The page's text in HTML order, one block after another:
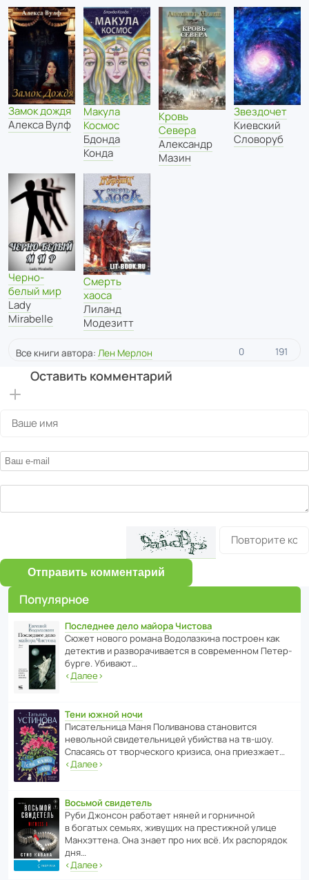
Замок дождя
Алекса Вулф
Макула
Космос
Бдонда
Конда
Кровь
Севера
Александр
Мазин
Звездочет
Киевский
Словоруб
Черно-
белый мир
Lady
Mirabelle
Смерть
хаоса
Лиланд
Модезитт
Все книги автора: Лен Мерлон 0 191
Оставить комментарий
Отправить комментарий
Популярное
Последнее дело майора Чистова
Сюжет нового романа Водо­ла­з­кина пост­роен как
дете­ктив и разво­ра­чи­ва­ется в совре­менном Пете­р­
бурге. Убивают…
‹Далее›
Тени южной ночи
Писа­тель­ница Маня Поли­ва­нова стано­вится
невольной свиде­тель­ницей убийства на тв-шоу.
Спасаясь от твор­че­с­кого кризиса, она приезжает…
‹Далее›
Восьмой свидетель
Руби Джонсон рабо­тает няней и горни­чной
в богатых семьях, живущих на прес­ти­жной улице
Манх­эт­тена. Она знает про них всё. Их распо­рядок
дня…
‹Далее›